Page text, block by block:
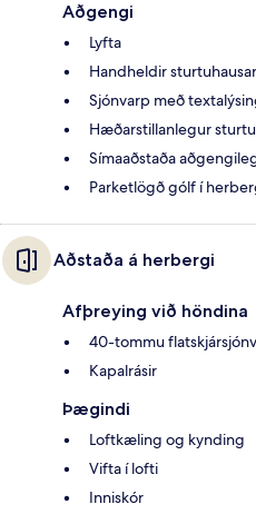
Aðgengi
Lyfta
Handheldir sturtuhausar
Sjónvarp með
Hæðarstillanlegur
Símaaðstaða
Parketlögð gólf í
Aðstaða á herbergi
Afþreying við höndina
40-tommu
Kapalrásir
Þægindi
Loftkæling og kynding
Vifta í lofti
Inniskór